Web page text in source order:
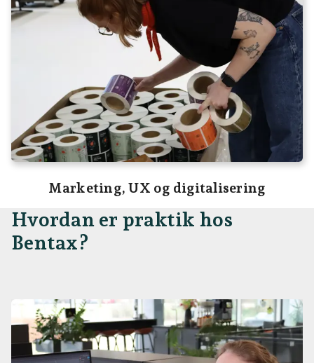
Marketing, UX og digitalisering
Hvordan er praktik hos
Bentax?